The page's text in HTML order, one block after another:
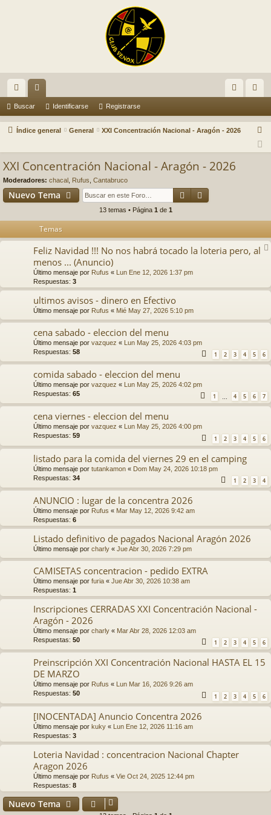
nl
ac
rá
pi
do
or
os nti
ar
ist
ra
Buscar Identificarse Registrarse
Índice general General XXI Concentración Nacional - Aragón - 2026
XXI Concentración Nacional - Aragón - 2026
Moderadores: chacal Rufus Cantabruco
Nuevo Tema Buscar
13 temas • Página 1 de 1
Temas
Feliz Navidad !!! No nos habrá tocado la loteria pero, al
menos ... (Anuncio)
Último mensaje por Rufus « Lun Ene 12, 2026 1:37 pm
Respuestas: 3
ultimos avisos - dinero en Efectivo
Último mensaje por Rufus « Mié May 27, 2026 5:10 pm
cena sabado - eleccion del menu
Último mensaje por vazquez « Lun May 25, 2026 4:03 pm
Respuestas: 58 1 2 3 4 5 6
comida sabado - eleccion del menu
Último mensaje por vazquez « Lun May 25, 2026 4:02 pm
Respuestas: 65 1 … 4 5 6 7
cena viernes - eleccion del menu
Último mensaje por vazquez «
Lun May 25, 2026 4:00 pm
Respuestas: 59 1 2 3 4 5 6
listado para la comida del viernes 29 en el camping
Último mensaje por tutankamon « Dom May 24, 2026 10:18 pm
Respuestas: 34 1 2 3 4
ANUNCIO : lugar de la concentra 2026
Último mensaje por Rufus « Mar May 12, 2026 9:42 am
Respuestas: 6
Listado definitivo de pagados Nacional Aragón 2026
Último mensaje por charly « Jue Abr 30, 2026 7:29 pm
CAMISETAS concentracion - pedido EXTRA
Último mensaje por furia « Jue Abr 30, 2026 10:38 am
Respuestas: 1
Inscripciones CERRADAS XXI Concentración Nacional -
Aragón - 2026
Último mensaje por charly « Mar Abr 28, 2026 12:03 am
Respuestas: 50 1 2 3 4 5 6
Preinscripción XXI Concentración Nacional HASTA EL 15
DE MARZO
Último mensaje por Rufus «
Lun Mar 16, 2026 9:26 am
Respuestas: 50 1 2 3 4 5 6
[INOCENTADA] Anuncio Concentra 2026
Último mensaje por kuky « Lun Ene 12, 2026 11:16 am
Respuestas: 3
Loteria Navidad : concentracion Nacional Chapter
Aragon 2026
Último mensaje por Rufus « Vie Oct 24, 2025 12:44 pm
Respuestas: 8
Nuevo Tema